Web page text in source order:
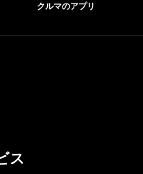
クルマのアプリ
ス